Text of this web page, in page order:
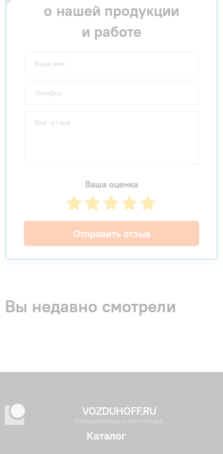
о нашей продукции
и работе
Ваша оценка
Отправить отзыв
Вы недавно смотрели
VOZDUHOFF.RU
Кондиционеры и вентиляция
Каталог